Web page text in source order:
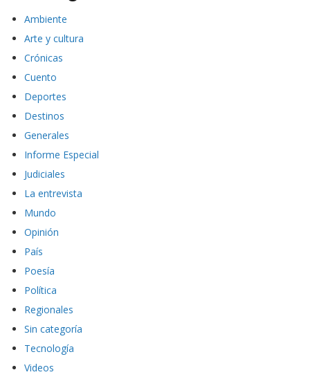
Ambiente
Arte y cultura
Crónicas
Cuento
Deportes
Destinos
Generales
Informe Especial
Judiciales
La entrevista
Mundo
Opinión
País
Poesía
Política
Regionales
Sin categoría
Tecnología
Videos